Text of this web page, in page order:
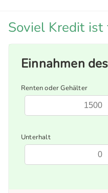
Soviel Kredit
Einnahmen
Renten oder Gehälter
Unterhalt